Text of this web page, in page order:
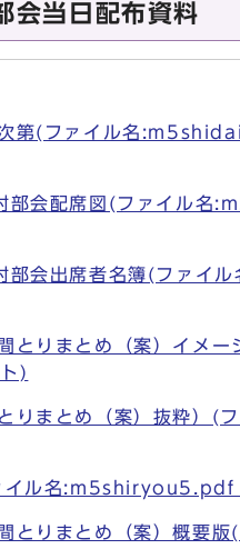
会当日配布資料
第(ファイル名
部会配席図(ファイル名
部会出席者名簿(ファイ
りまとめ（案）イメー
)
りまとめ（案）抜粋）
イル名
とりまとめ（案）概要